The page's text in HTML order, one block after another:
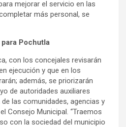
mejorar el servicio en las
más personal, se
Pochutla
con los concejales revisarán
ejecución y que en los
además, se priorizarán
de autoridades auxiliares
las comunidades, agencias y
Consejo Municipal. “Traemos
con la sociedad del municipio